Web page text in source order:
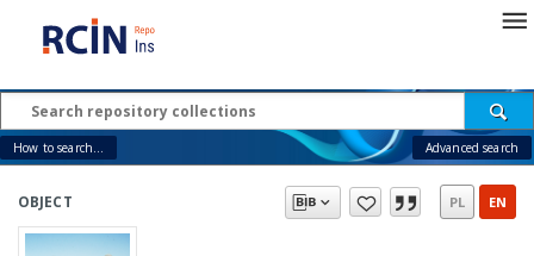
How to search... Advanced search
OBJECT PL EN